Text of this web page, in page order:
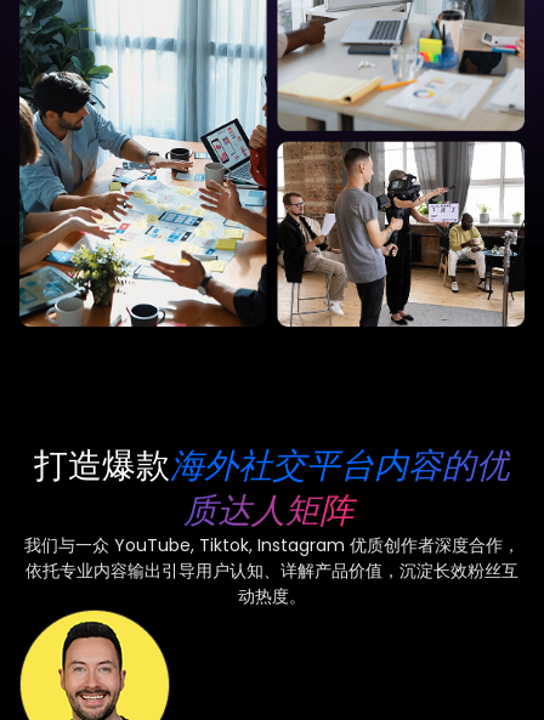
打造爆款海外社交平台内容的优
质达人矩阵
我们与一众 YouTube, Tiktok, Instagram 优质创作者深度合作，
依托专业内容输出引导用户认知、详解产品价值，沉淀长效粉丝互
动热度。